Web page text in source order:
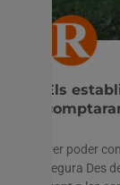
Els
Per poder
segura Des